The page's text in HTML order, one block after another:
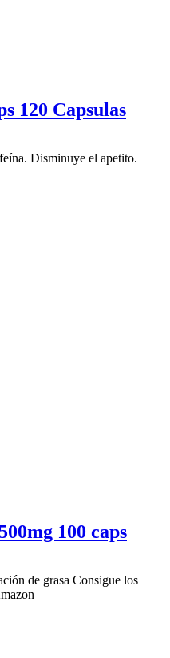
120 Capsulas
Disminuye el apetito.
100 caps
de grasa Consigue los